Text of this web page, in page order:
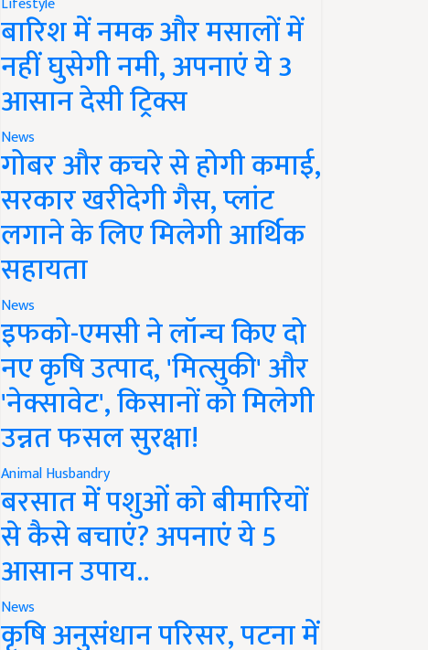
बारिश में नमक और मसालों में
नहीं घुसेगी नमी, अपनाएं ये 3
आसान देसी ट्रिक्स
News
गोबर और कचरे से होगी कमाई,
सरकार खरीदेगी गैस, प्लांट
लगाने के लिए मिलेगी आर्थिक
सहायता
News
इफको-एमसी ने लॉन्च किए दो
नए कृषि उत्पाद, 'मित्सुकी' और
'नेक्सावेट', किसानों को मिलेगी
उन्नत फसल सुरक्षा!
Animal Husbandry
बरसात में पशुओं को बीमारियों
से कैसे बचाएं? अपनाएं ये 5
आसान उपाय..
News
कृषि अनुसंधान परिसर, पटना में